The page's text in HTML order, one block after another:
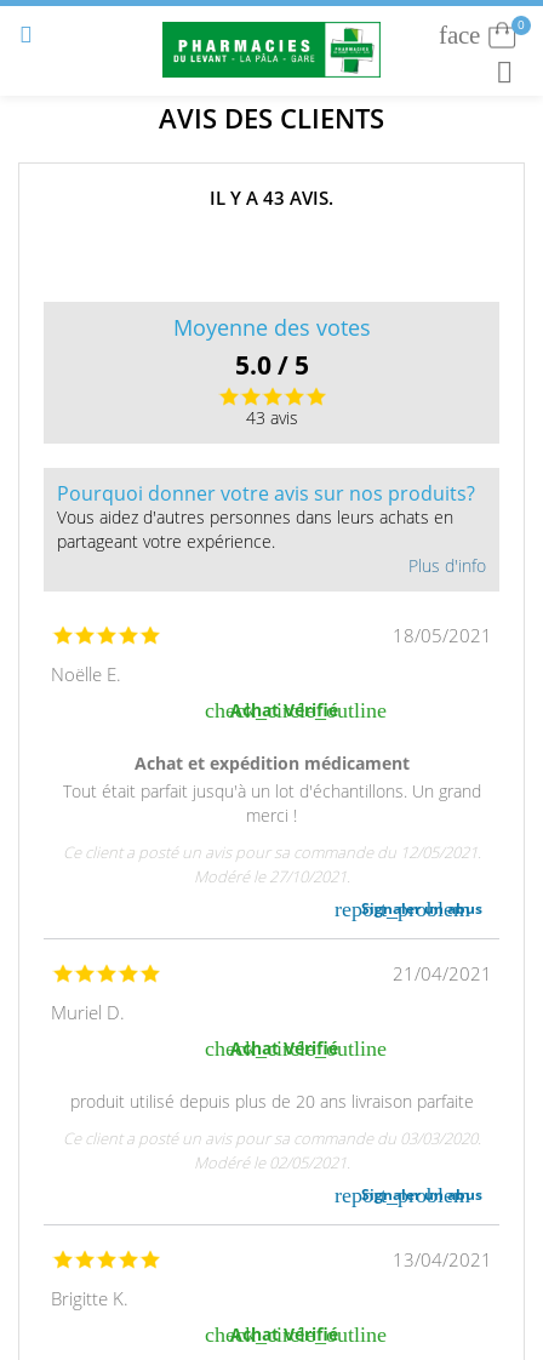
 0
faceConnexion

AVIS DES CLIENTS
IL Y A 43 AVIS.
Moyenne des votes
5.0 / 5
43 avis
Pourquoi donner votre avis sur nos produits?
Vous aidez d'autres personnes dans leurs achats en
partageant votre expérience.
Plus d'info
18/05/2021
Noëlle E.
check_circle_outline
Achat Vérifié
Achat et expédition médicament
Tout était parfait jusqu'à un lot d'échantillons. Un grand
merci !
Ce client a posté un avis pour sa commande du 12/05/2021.
Modéré le 27/10/2021.
report_problem
Signaler un abus
21/04/2021
Muriel D.
check_circle_outline
Achat Vérifié
produit utilisé depuis plus de 20 ans livraison parfaite
Ce client a posté un avis pour sa commande du 03/03/2020.
Modéré le 02/05/2021.
report_problem
Signaler un abus
13/04/2021
Brigitte K.
check_circle_outline
Achat Vérifié